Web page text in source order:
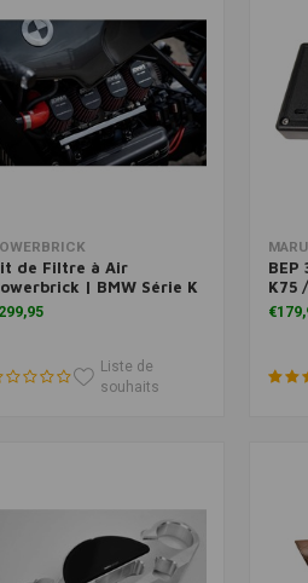
Ajouter au panier
de Filtre à Air
| BMW Série K
Liste de
souhaits
BEP
K75